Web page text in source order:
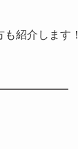
紹介します！